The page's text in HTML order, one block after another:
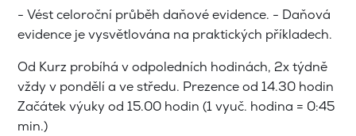
- Vést celoroční průběh daňové evidence. - Daňová
evidence je vysvětlována na praktických příkladech.
Od Kurz probíhá v odpoledních hodinách, 2x týdně
vždy v pondělí a ve středu. Prezence od 14.30 hodin
Začátek výuky od 15.00 hodin (1 vyuč. hodina = 0:45
min.)